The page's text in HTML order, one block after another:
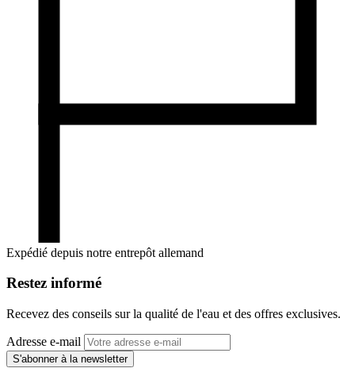
Expédié depuis notre entrepôt allemand
Restez informé
Recevez des conseils sur la qualité de l'eau et des offres exclusives.
Adresse e-mail
S'abonner à la newsletter